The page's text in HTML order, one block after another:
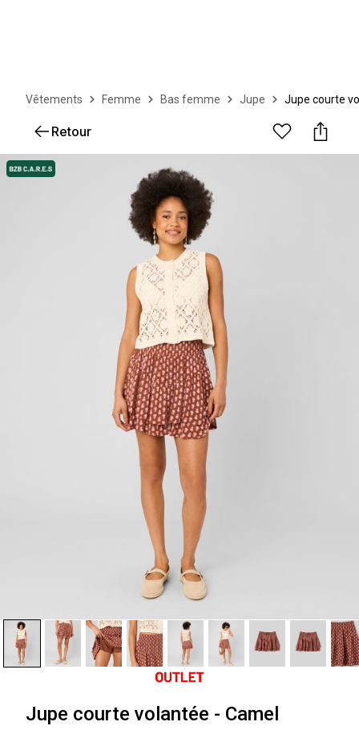
Vêtements Femme Bas femme Jupe Jupe courte
Retour
Jupe courte volantée - Camel